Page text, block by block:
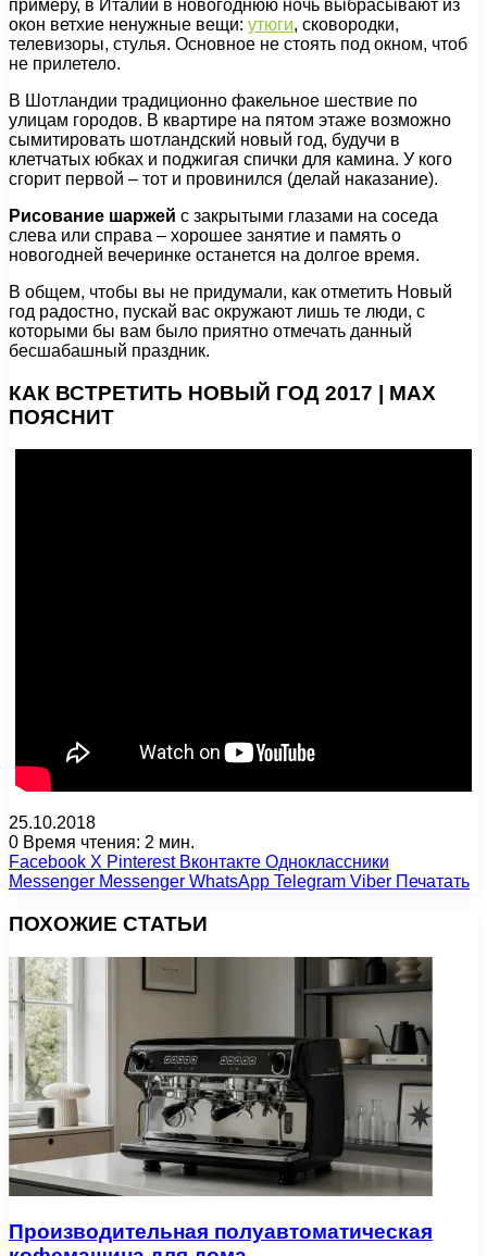
примеру, в Италии в новогоднюю ночь выбрасывают из
окон ветхие ненужные вещи: утюги, сковородки,
телевизоры, стулья. Основное не стоять под окном, чтоб
не прилетело.
В Шотландии традиционно факельное шествие по
улицам городов. В квартире на пятом этаже возможно
сымитировать шотландский новый год, будучи в
клетчатых юбках и поджигая спички для камина. У кого
сгорит первой – тот и провинился (делай наказание).
Рисование шаржей с закрытыми глазами на соседа
слева или справа – хорошее занятие и память о
новогодней вечеринке останется на долгое время.
В общем, чтобы вы не придумали, как отметить Новый
год радостно, пускай вас окружают лишь те люди, с
которыми бы вам было приятно отмечать данный
бесшабашный праздник.
КАК ВСТРЕТИТЬ НОВЫЙ ГОД 2017 | МAX
ПОЯСНИТ
25.10.2018
0 Время чтения: 2 мин.
Facebook X Pinterest Вконтакте Одноклассники
Messenger Messenger WhatsApp Telegram Viber Печатать
ПОХОЖИЕ СТАТЬИ
Производительная полуавтоматическая